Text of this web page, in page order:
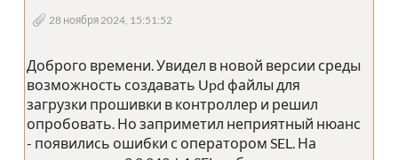
28 ноября 2024, 15:51:52
Доброго времени. Увидел в новой версии среды
возможность создавать Upd файлы для
загрузки прошивки в контроллер и решил
опробовать. Но заприметил неприятный нюанс
- появились ошибки с оператором SEL. На